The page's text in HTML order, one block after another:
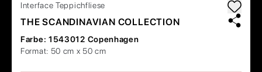
Interface Teppichfliese
THE SCANDINAVIAN COLLECTION
Farbe: 1543012 Copenhagen
Format: 50 cm x 50 cm